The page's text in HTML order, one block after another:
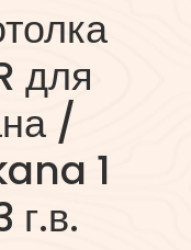
для
/
1
г.в.